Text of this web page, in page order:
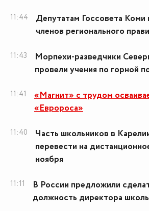
11:44
Депутатам Госсовета Коми
членов регионального
11:43
Морпехи-разведчики
провели учения по горной
11:41
«Магнит» с трудом
«Евророса»
11:40
Часть школьников в
перевести на
ноября
11:11
В России предложили
должность директора